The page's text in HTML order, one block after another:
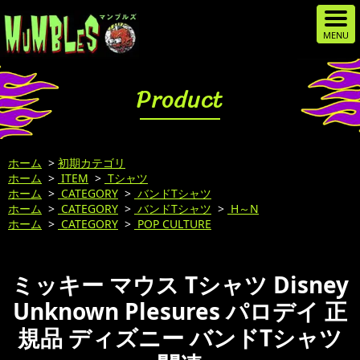
Product
ホーム > 初期カテゴリ
ホーム > ITEM > Tシャツ
ホーム > CATEGORY > バンドTシャツ
ホーム > CATEGORY > バンドTシャツ > H～N
ホーム > CATEGORY > POP CULTURE
ミッキー マウス Tシャツ Disney
Unknown Plesures パロデイ 正
規品 ディズニー バンドTシャツ